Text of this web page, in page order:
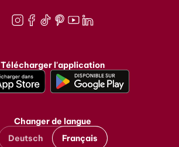
Télécharger l'application
Changer de langue
Deutsch
Français